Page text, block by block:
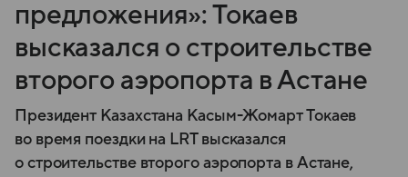
предложения»: Токаев
высказался о строительстве
второго аэропорта в Астане
Президент Казахстана Касым-Жомарт Токаев
во время поездки на LRT высказался
о строительстве второго аэропорта в Астане,